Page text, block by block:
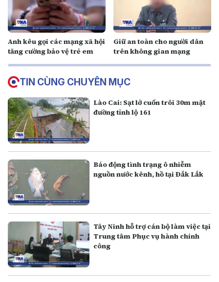
Anh kêu gọi các mạng xã hội
tăng cường bảo vệ trẻ em
Giữ an toàn cho người dân
trên không gian mạng
TIN CÙNG CHUYÊN MỤC
Lào Cai: Sạt lở cuốn trôi 30m mặt
đường tỉnh lộ 161
Báo động tình trạng ô nhiễm
nguồn nước kênh, hồ tại Đắk Lắk
Tây Ninh hỗ trợ cán bộ làm việc tại
Trung tâm Phục vụ hành chính
công